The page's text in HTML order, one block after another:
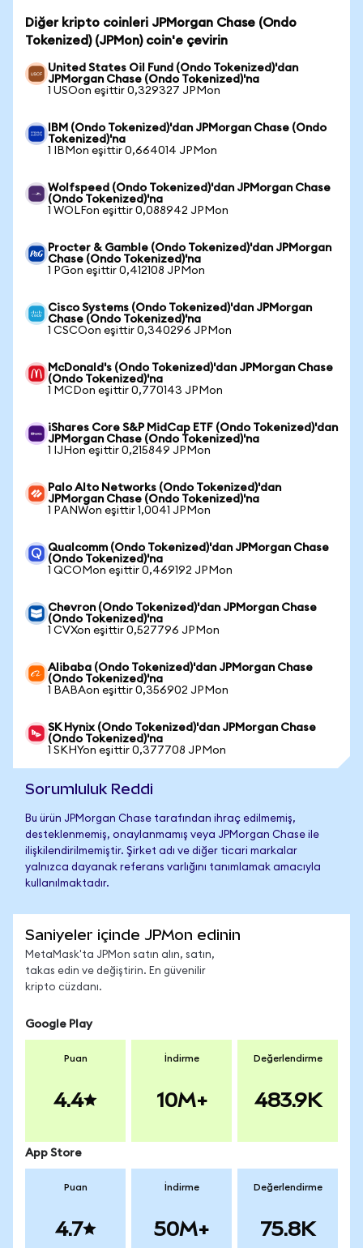
Diğer kripto coinleri JPMorgan Chase (Ondo
Tokenized) (JPMon) coin'e çevirin
United States Oil Fund (Ondo Tokenized)'dan
JPMorgan Chase (Ondo Tokenized)'na
1 USOon eşittir 0,329327 JPMon
IBM (Ondo Tokenized)'dan JPMorgan Chase (Ondo
Tokenized)'na
1 IBMon eşittir 0,664014 JPMon
Wolfspeed (Ondo Tokenized)'dan JPMorgan Chase
(Ondo Tokenized)'na
1 WOLFon eşittir 0,088942 JPMon
Procter & Gamble (Ondo Tokenized)'dan JPMorgan
Chase (Ondo Tokenized)'na
1 PGon eşittir 0,412108 JPMon
Cisco Systems (Ondo Tokenized)'dan JPMorgan
Chase (Ondo Tokenized)'na
1 CSCOon eşittir 0,340296 JPMon
McDonald's (Ondo Tokenized)'dan JPMorgan Chase
(Ondo Tokenized)'na
1 MCDon eşittir 0,770143 JPMon
iShares Core S&P MidCap ETF (Ondo Tokenized)'dan
JPMorgan Chase (Ondo Tokenized)'na
1 IJHon eşittir 0,215849 JPMon
Palo Alto Networks (Ondo Tokenized)'dan
JPMorgan Chase (Ondo Tokenized)'na
1 PANWon eşittir 1,0041 JPMon
Qualcomm (Ondo Tokenized)'dan JPMorgan Chase
(Ondo Tokenized)'na
1 QCOMon eşittir 0,469192 JPMon
Chevron (Ondo Tokenized)'dan JPMorgan Chase
(Ondo Tokenized)'na
1 CVXon eşittir 0,527796 JPMon
Alibaba (Ondo Tokenized)'dan JPMorgan Chase
(Ondo Tokenized)'na
1 BABAon eşittir 0,356902 JPMon
SK Hynix (Ondo Tokenized)'dan JPMorgan Chase
(Ondo Tokenized)'na
1 SKHYon eşittir 0,377708 JPMon
Sorumluluk Reddi
Bu ürün JPMorgan Chase tarafından ihraç edilmemiş,
desteklenmemiş, onaylanmamış veya JPMorgan Chase ile
ilişkilendirilmemiştir. Şirket adı ve diğer ticari markalar
yalnızca dayanak referans varlığını tanımlamak amacıyla
kullanılmaktadır.
Saniyeler içinde JPMon edinin
MetaMask'ta JPMon satın alın, satın,
takas edin ve değiştirin. En güvenilir
kripto cüzdanı.
Google Play
Puan
4.4
İndirme
10M+
Değerlendirme
483.9K
App Store
Puan
4.7
İndirme
50M+
Değerlendirme
75.8K